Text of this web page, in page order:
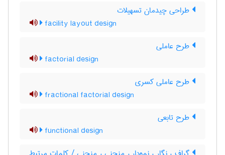
طراحی چیدمان تسهیلات
facility layout design
طرح عاملی
factorial design
طرح عاملی کسری
fractional factorial design
طرح تابعی
functional design